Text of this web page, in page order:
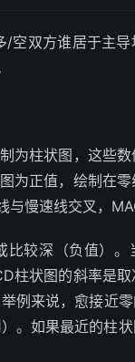
空双方谁居于主
为柱状图，这些
为正值，绘制在
慢速线交叉，
较深（负值）
柱状图的斜率是
例来说，愈接近
。如果最近的柱